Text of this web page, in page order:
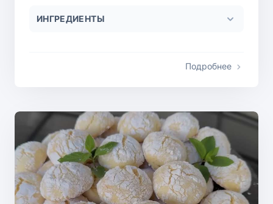
ИНГРЕДИЕНТЫ
Подробнее